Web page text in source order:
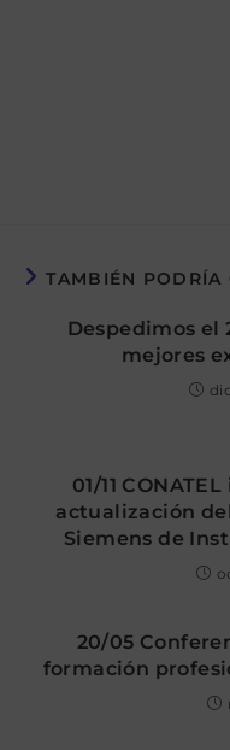
TAMBIÉN PODRÍA
Despedimos el
mejores
01/11
actualización
Siemens de
20/05
formación